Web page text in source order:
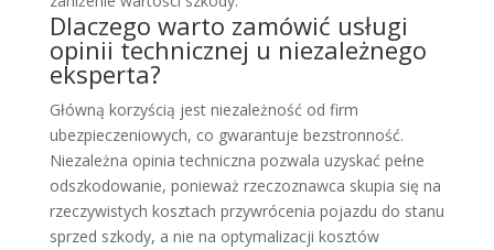
Dlaczego warto zamówić usługi
opinii technicznej u niezależnego
eksperta?
Główną korzyścią jest niezależność od firm
ubezpieczeniowych, co gwarantuje bezstronność.
Niezależna opinia techniczna pozwala uzyskać pełne
odszkodowanie, ponieważ rzeczoznawca skupia się na
rzeczywistych kosztach przywrócenia pojazdu do stanu
sprzed szkody, a nie na optymalizacji kosztów